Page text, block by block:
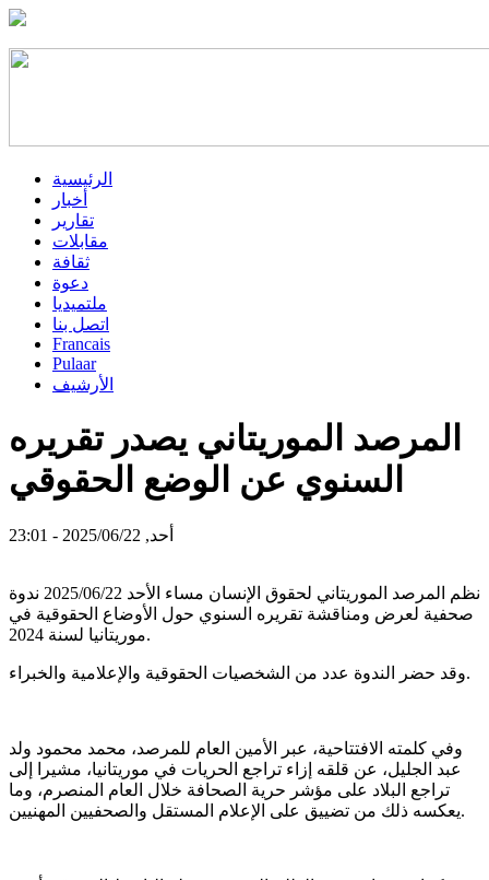
الرئيسية
أخبار
تقارير
مقابلات
ثقافة
دعوة
ملتميديا
اتصل بنا
Francais
Pulaar
الأرشيف
المرصد الموريتاني يصدر تقريره
السنوي عن الوضع الحقوقي
أحد, 2025/06/22 - 23:01
نظم المرصد الموريتاني لحقوق الإنسان مساء الأحد 2025/06/22 ندوة
صحفية لعرض ومناقشة تقريره السنوي حول الأوضاع الحقوقية في
موريتانيا لسنة 2024.
وقد حضر الندوة عدد من الشخصيات الحقوقية والإعلامية والخبراء.
وفي كلمته الافتتاحية، عبر الأمين العام للمرصد، محمد محمود ولد
عبد الجليل، عن قلقه إزاء تراجع الحريات في موريتانيا، مشيرا إلى
تراجع البلاد على مؤشر حرية الصحافة خلال العام المنصرم، وما
يعكسه ذلك من تضييق على الإعلام المستقل والصحفيين المهنيين.